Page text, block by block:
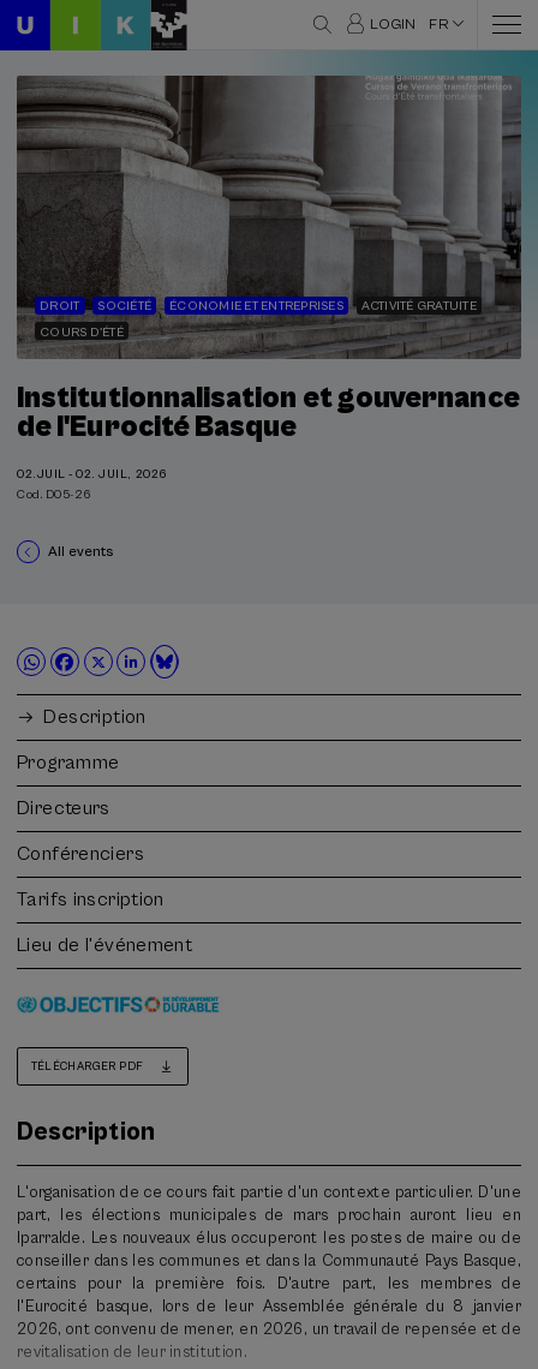
LOGIN FR
DROIT SOCIÉTÉ ÉCONOMIE ET ENTREPRISES
ACTIVITÉ GRATUITE
COURS D'ÉTÉ
Institutionnalisation et gouvernance
de l'Eurocité Basque
02.JUIL - 02. JUIL, 2026
Cod. D05-26
All events
Description
Programme
Directeurs
Conférenciers
Tarifs inscription
Lieu de l'événement
TÉLÉCHARGER PDF
Description
L'organisation de ce cours fait partie d'un contexte particulier. D'une
part, les élections municipales de mars prochain auront lieu en
Iparralde. Les nouveaux élus occuperont les postes de maire ou de
conseiller dans les communes et dans la Communauté Pays Basque,
certains pour la première fois. D'autre part, les membres de
l'Eurocité basque, lors de leur Assemblée générale du 8 janvier
2026, ont convenu de mener, en 2026, un travail de repensée et de
revitalisation de leur institution.